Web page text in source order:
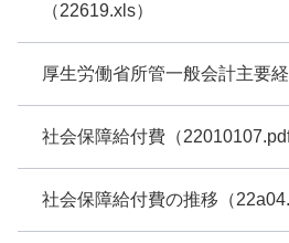
（22619.xls）
厚生労働省所管一般会計主要
社会保障給付費（22010107.pdf
社会保障給付費の推移（